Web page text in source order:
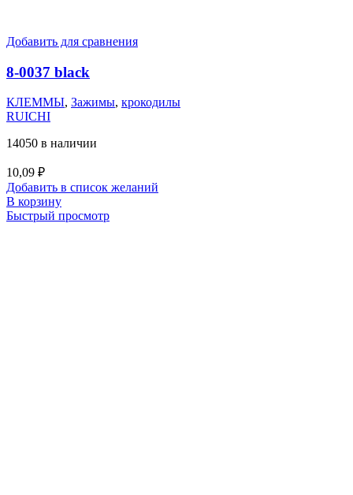
Добавить для сравнения
8-0037 black
КЛЕММЫ, Зажимы, крокодилы
RUICHI
14050 в наличии
10,09 ₽
Добавить в список желаний
В корзину
Быстрый просмотр